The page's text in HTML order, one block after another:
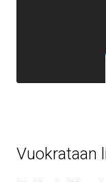
Vuokrataan